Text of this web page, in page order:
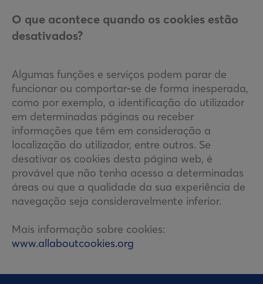
O que acontece quando os cookies estão
desativados?
Algumas funções e serviços podem parar de
funcionar ou comportar-se de forma inesperada,
como por exemplo, a identificação do utilizador
em determinadas páginas ou receber
informações que têm em consideração a
localização do utilizador, entre outros. Se
desativar os cookies desta página web, é
provável que não tenha acesso a determinadas
áreas ou que a qualidade da sua experiência de
navegação seja consideravelmente inferior.
Mais informação sobre cookies:
www.allaboutcookies.org